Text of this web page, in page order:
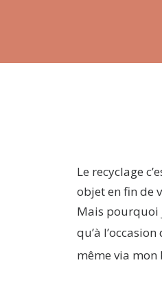
Le recyclage
objet en fin de
Mais pourquoi
qu’à l’occasion
même via mon